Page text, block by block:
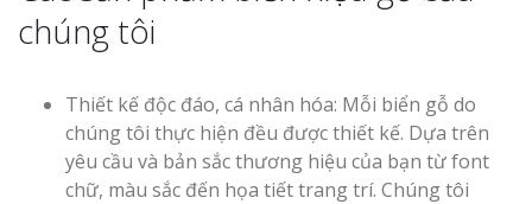
chúng tôi
Thiết kế độc đáo, cá nhân hóa: Mỗi biển gỗ do
chúng tôi thực hiện đều được thiết kế. Dựa trên
yêu cầu và bản sắc thương hiệu của bạn từ font
chữ, màu sắc đến họa tiết trang trí. Chúng tôi